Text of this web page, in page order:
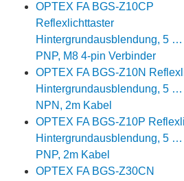
OPTEX FA BGS-Z10CP
Reflexlichttaster
Hintergrundausblendung, 5 …
PNP, M8 4-pin Verbinder
OPTEX FA BGS-Z10N
Hintergrundausblendung, 5 …
NPN, 2m Kabel
OPTEX FA BGS-Z10P
Hintergrundausblendung, 5 …
PNP, 2m Kabel
OPTEX FA BGS-Z30CN